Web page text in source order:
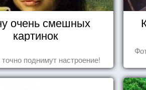
очень смешных
картинок
поднимут настроение!